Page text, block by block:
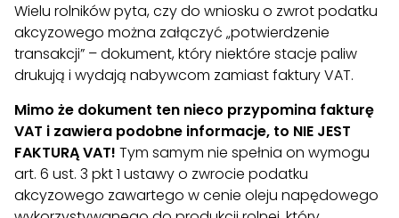
Wielu rolników pyta, czy do wniosku o zwrot podatku
akcyzowego można załączyć „potwierdzenie
transakcji” – dokument, który niektóre stacje paliw
drukują i wydają nabywcom zamiast faktury VAT.
Mimo że dokument ten nieco przypomina fakturę
VAT i zawiera podobne informacje, to NIE JEST
FAKTURĄ VAT! Tym samym nie spełnia on wymogu
art. 6 ust. 3 pkt 1 ustawy o zwrocie podatku
akcyzowego zawartego w cenie oleju napędowego